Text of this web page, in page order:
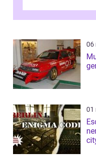
06
01